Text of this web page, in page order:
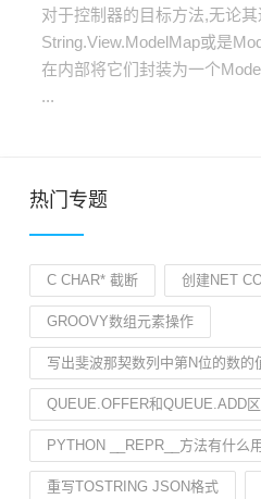
对于控制器的目标方法,无论
String.View.ModelMap或是
在内部将它们封装为一个
...
热门专题
C CHAR* 截断 创建NET
GROOVY数组元素操作
写出斐波那契数列中第N位的数的
QUEUE.OFFER和QUEUE.ADD区
PYTHON __REPR__方法有什么用
重写TOSTRING JSON格式